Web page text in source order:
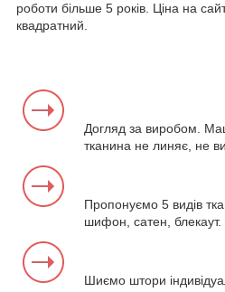
роботи більше 5 років. Ціна на
квадратний.
Догляд за виробом.
тканина не линяє, не
Пропонуємо 5 видів
шифон, сатен, блекаут.
Шиємо штори